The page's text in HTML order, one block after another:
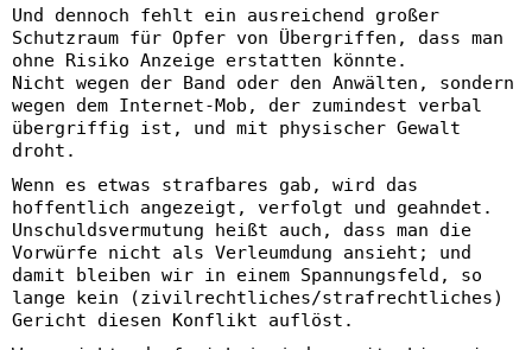
Und dennoch fehlt ein ausreichend großer
Schutzraum für Opfer von Übergriffen, dass man
ohne Risiko Anzeige erstatten könnte.
Nicht wegen der Band oder den Anwälten, sondern
wegen dem Internet-Mob, der zumindest verbal
übergriffig ist, und mit physischer Gewalt
droht.
Wenn es etwas strafbares gab, wird das
hoffentlich angezeigt, verfolgt und geahndet.
Unschuldsvermutung heißt auch, dass man die
Vorwürfe nicht als Verleumdung ansieht; und
damit bleiben wir in einem Spannungsfeld, so
lange kein (zivilrechtliches/strafrechtliches)
Gericht diesen Konflikt auflöst.